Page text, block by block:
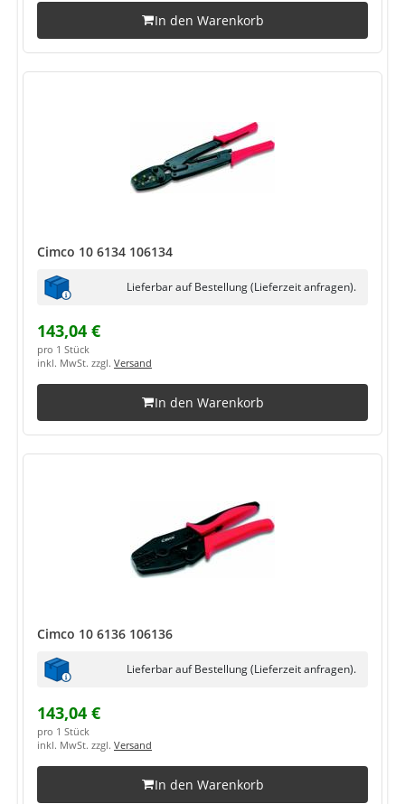
In den Warenkorb
Cimco 10 6134 106134
Lieferbar auf Bestellung (Lieferzeit anfragen).
143,04 €
pro 1 Stück
inkl. MwSt. zzgl. Versand
In den Warenkorb
Cimco 10 6136 106136
Lieferbar auf Bestellung (Lieferzeit anfragen).
143,04 €
pro 1 Stück
inkl. MwSt. zzgl. Versand
In den Warenkorb